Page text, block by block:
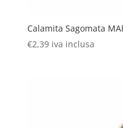
Calamita Sagomata
€2,39 iva inclusa